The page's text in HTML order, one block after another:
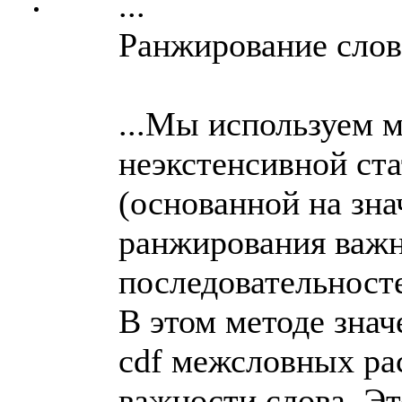
Ранжирование
...Мы используем
неэкстенсивной
(основанной на
ранжирования
В этом методе
cdf межсловных